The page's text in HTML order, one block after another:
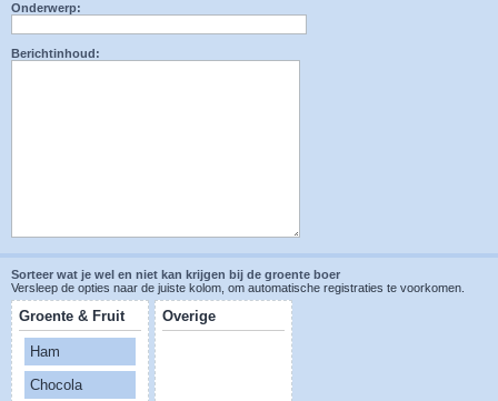
Onderwerp:
Berichtinhoud:
Sorteer wat je wel en niet kan krijgen bij de groente boer
Versleep de opties naar de juiste kolom, om automatische registraties te voorkomen.
Groente & Fruit
Ham
Chocola
Overige